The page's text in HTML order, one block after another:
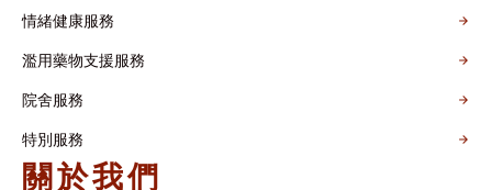
情緒健康服務
濫用藥物支援服務
院舍服務
特別服務
關於我們